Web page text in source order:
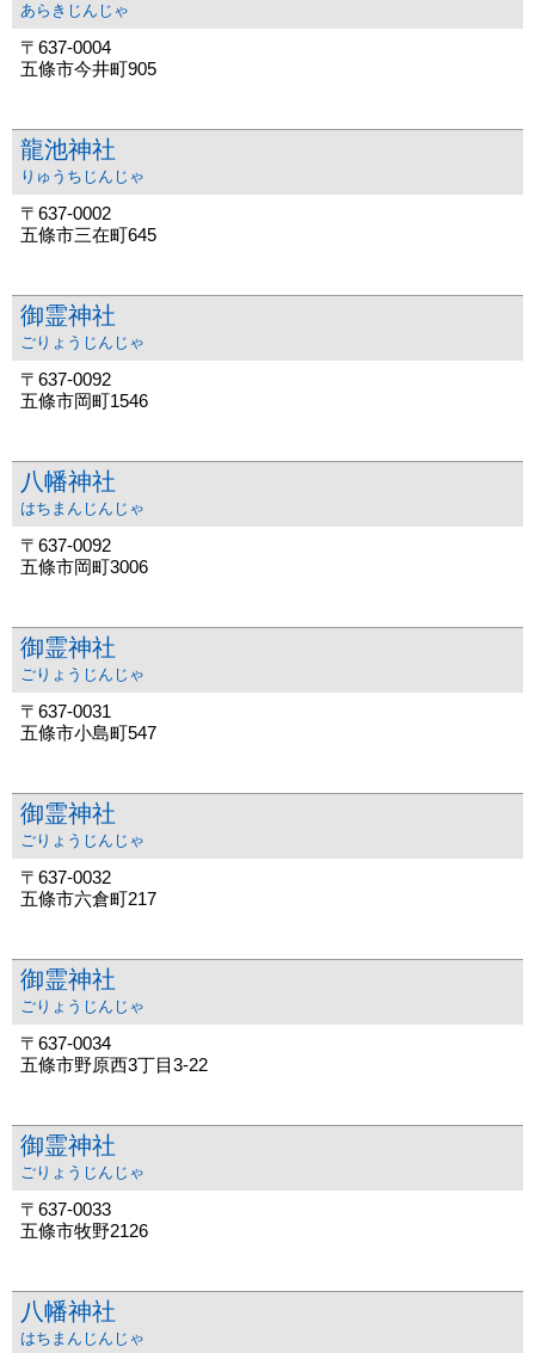
あらきじんじゃ
〒637-0004
五條市今井町905
龍池神社
りゅうちじんじゃ
〒637-0002
五條市三在町645
御霊神社
ごりょうじんじゃ
〒637-0092
五條市岡町1546
八幡神社
はちまんじんじゃ
〒637-0092
五條市岡町3006
御霊神社
ごりょうじんじゃ
〒637-0031
五條市小島町547
御霊神社
ごりょうじんじゃ
〒637-0032
五條市六倉町217
御霊神社
ごりょうじんじゃ
〒637-0034
五條市野原西3丁目3-22
御霊神社
ごりょうじんじゃ
〒637-0033
五條市牧野2126
八幡神社
はちまんじんじゃ